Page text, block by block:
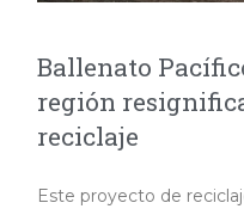
Ballenato
región
reciclaje
Este proyecto de